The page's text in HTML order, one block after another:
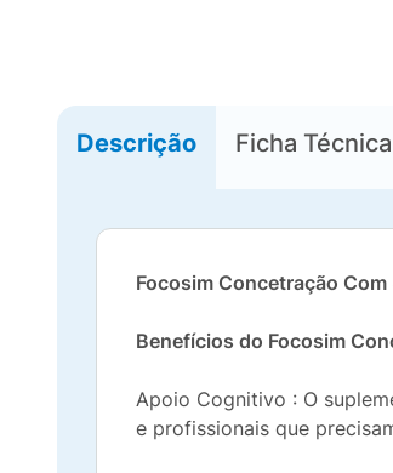
Descrição Ficha Técnica
Focosim Concetração
Benefícios do Focosim
Apoio Cognitivo : O
e profissionais que